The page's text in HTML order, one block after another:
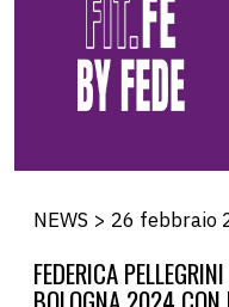
NEWS > 26 febbraio
FEDERICA